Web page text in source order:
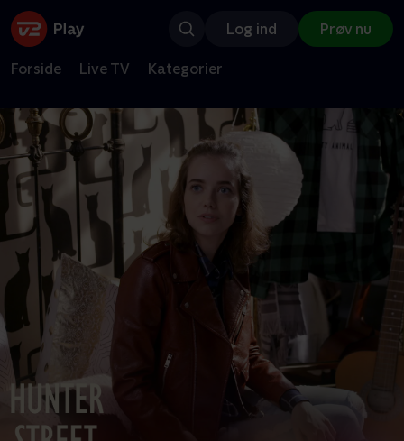
Log ind Prøv nu
Forside Live TV Kategorier